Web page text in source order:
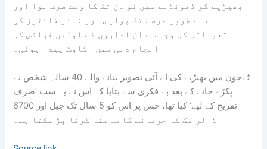
بھیڑیے کو ڈھونڈنے میں نو دن تک کا وقت صرف ہوا اور
اتنے طویل عرصے تک پولیس اور فائر فائٹرز کی
تعیناتی کی وجہ سے ان اداروں کے اولین فرائض کی
انجام دہی میں رکاوٹ پیدا ہوئی۔
ٹےجون میں بھیڑیے کی اے آئی تصویر بنانے والے 40 سالہ شخص نے
پکڑے جانے کے بعد بے فکری سے بتایا کہ اس نے یہ سب ’صرف
تفریح کے لیے‘ کیا تھا، جس پر اس کو 5 سال تک جیل اور 6700
ڈالر تک کا جرمانے کا سامنا کرنا پڑ سکتا ہے۔